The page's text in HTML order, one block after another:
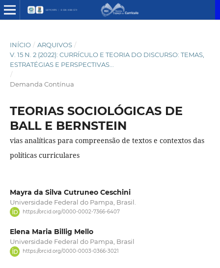
INÍCIO / ARQUIVOS /
V. 15 N. 2 (2022): CURRÍCULO E TEORIA DO DISCURSO: TEMAS,
ESTRATÉGIAS E PERSPECTIVAS...
/
Demanda Contínua
TEORIAS SOCIOLÓGICAS DE
BALL E BERNSTEIN
vias analíticas para compreensão de textos e contextos das
políticas curriculares
Mayra da Silva Cutruneo Ceschini
Universidade Federal do Pampa, Brasil.
https://orcid.org/0000-0002-7366-6407
Elena Maria Billig Mello
Universidade Federal do Pampa, Brasil
https://orcid.org/0000-0003-0366-3021